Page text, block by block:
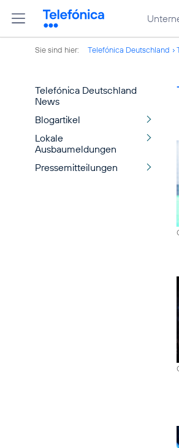
Sie sind hier: Telefónica Deutschland
Telefónica Deutschland
News
Blogartikel
Lokale
Ausbaumeldungen
Pressemitteilungen